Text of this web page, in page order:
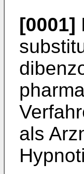
[0001]
als